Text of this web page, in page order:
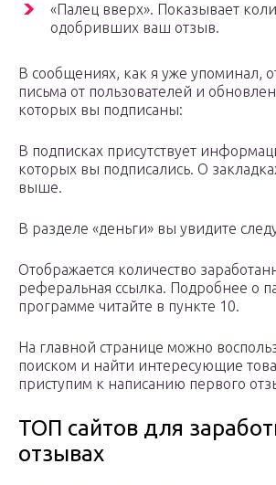
«Палец вверх». Показывает
одобривших ваш отзыв.
В сообщениях, как я уже упоминал,
письма от пользователей и
которых вы подписаны:
В подписках присутствует
которых вы подписались. О
выше.
В разделе «деньги» вы увидите
Отображается количество
реферальная ссылка. Подробнее о
программе читайте в пункте 10.
На главной странице можно
поиском и найти интересующие
приступим к написанию первого
ТОП сайтов для
отзывах